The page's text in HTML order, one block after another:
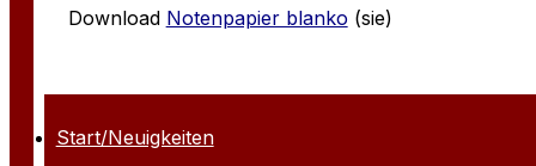
Start/Neuigkeiten
Download Notenpapier blanko (sie)